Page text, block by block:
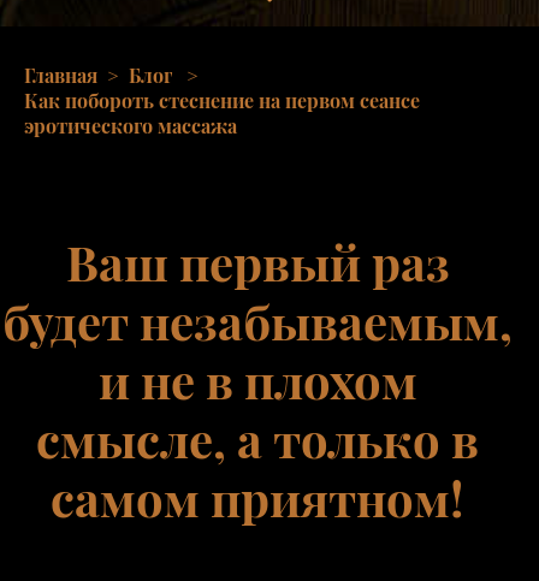
Главная > Блог
>
Как побороть стеснение на первом сеансе
эротического массажа
Ваш первый раз
будет незабываемым,
и не в плохом
смысле, а только в
самом приятном!